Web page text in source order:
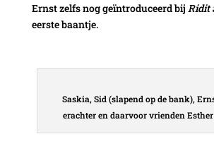
Ernst zelfs nog geïntroduceerd bij Ridit
eerste baantje.
Saskia, Sid (slapend op de bank),
erachter en daarvoor vrienden